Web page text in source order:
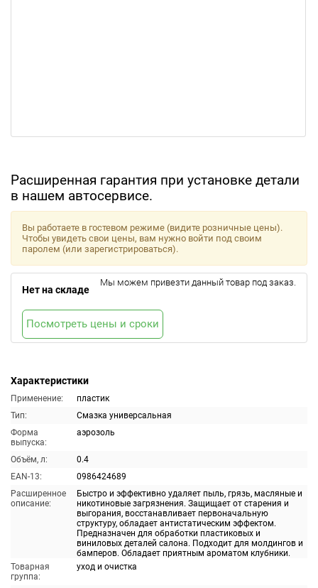
Расширенная гарантия при установке детали
в нашем автосервисе.
Характеристики
Применение:
пластик
Тип:
Смазка универсальная
Форма
выпуска:
аэрозоль
Объём, л:
0.4
EAN-13:
0986424689
Расширенное
описание:
Быстро и эффективно удаляет пыль, грязь, масляные и
никотиновые загрязнения. Защищает от старения и
выгорания, восстанавливает первоначальную
структуру, обладает антистатическим эффектом.
Предназначен для обработки пластиковых и
виниловых деталей салона. Подходит для молдингов и
бамперов. Обладает приятным ароматом клубники.
Товарная
группа:
уход и очистка
Вы работаете в гостевом режиме (видите розничные цены).
Чтобы увидеть свои цены, вам нужно войти под своим
паролем (или зарегистрироваться).
Нет на складе
Мы можем привезти данный товар под заказ.
Посмотреть цены и сроки